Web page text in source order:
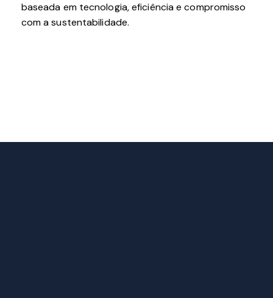
baseada em tecnologia, eficiência e compromisso
com a sustentabilidade.